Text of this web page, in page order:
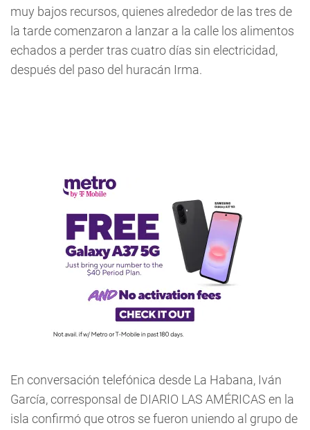
muy bajos recursos, quienes alrededor de las tres de
la tarde comenzaron a lanzar a la calle los alimentos
echados a perder tras cuatro días sin electricidad,
después del paso del huracán Irma.
En conversación telefónica desde La Habana, Iván
García, corresponsal de DIARIO LAS AMÉRICAS en la
isla confirmó que otros se fueron uniendo al grupo de